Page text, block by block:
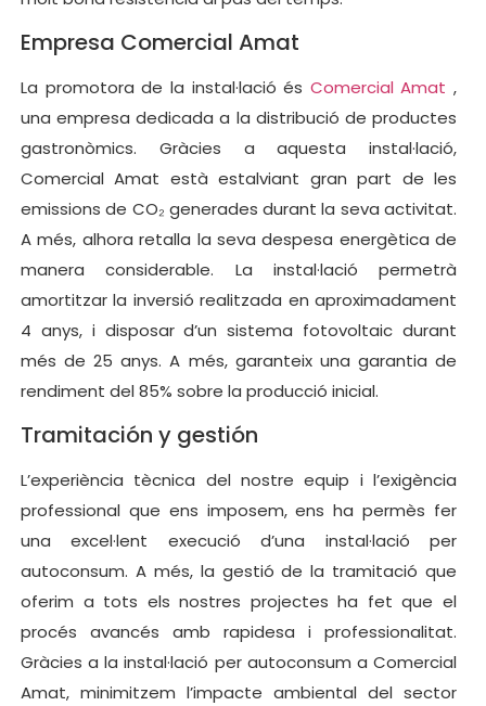
Empresa Comercial Amat
La promotora de la instal·lació és Comercial Amat ,
una empresa dedicada a la distribució de productes
gastronòmics. Gràcies a aquesta instal·lació,
Comercial Amat està estalviant gran part de les
emissions de CO₂ generades durant la seva activitat.
A més, alhora retalla la seva despesa energètica de
manera considerable. La instal·lació permetrà
amortitzar la inversió realitzada en aproximadament
4 anys, i disposar d’un sistema fotovoltaic durant
més de 25 anys. A més, garanteix una garantia de
rendiment del 85% sobre la producció inicial.
Tramitación y gestión
L’experiència tècnica del nostre equip i l’exigència
professional que ens imposem, ens ha permès fer
una excel·lent execució d’una instal·lació per
autoconsum. A més, la gestió de la tramitació que
oferim a tots els nostres projectes ha fet que el
procés avancés amb rapidesa i professionalitat.
Gràcies a la instal·lació per autoconsum a Comercial
Amat, minimitzem l’impacte ambiental del sector